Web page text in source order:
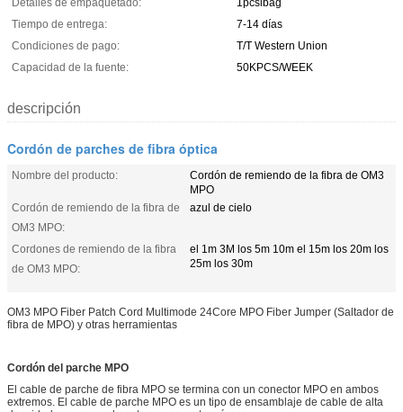
Detalles de empaquetado:
1pcslbag
Tiempo de entrega:
7-14 días
Condiciones de pago:
T/T Western Union
Capacidad de la fuente:
50KPCS/WEEK
descripción
Cordón de parches de fibra óptica
Nombre del producto:
Cordón de remiendo de la fibra de OM3
MPO
Cordón de remiendo de la fibra de
OM3 MPO:
azul de cielo
Cordones de remiendo de la fibra
de OM3 MPO:
el 1m 3M los 5m 10m el 15m los 20m los
25m los 30m
OM3 MPO Fiber Patch Cord Multimode 24Core MPO Fiber Jumper (Saltador de
fibra de MPO) y otras herramientas
Cordón del parche MPO
El cable de parche de fibra MPO se termina con un conector MPO en ambos
extremos. El cable de parche MPO es un tipo de ensamblaje de cable de alta